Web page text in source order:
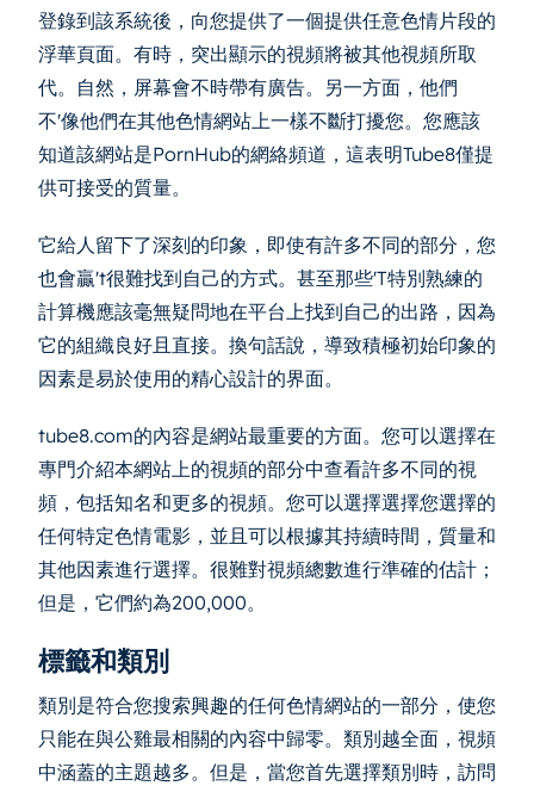
登錄到該系統後，向您提供了一個提供任意色情片段的
浮華頁面。有時，突出顯示的視頻將被其他視頻所取
代。自然，屏幕會不時帶有廣告。另一方面，他們
不'像他們在其他色情網站上一樣不斷打擾您。您應該
知道該網站是PornHub的網絡頻道，這表明Tube8僅提
供可接受的質量。
它給人留下了深刻的印象，即使有許多不同的部分，您
也會贏't很難找到自己的方式。甚至那些'T特別熟練的
計算機應該毫無疑問地在平台上找到自己的出路，因為
它的組織良好且直接。換句話說，導致積極初始印象的
因素是易於使用的精心設計的界面。
tube8.com的內容是網站最重要的方面。您可以選擇在
專門介紹本網站上的視頻的部分中查看許多不同的視
頻，包括知名和更多的視頻。您可以選擇選擇您選擇的
任何特定色情電影，並且可以根據其持續時間，質量和
其他因素進行選擇。很難對視頻總數進行準確的估計；
但是，它們約為200,000。
標籤和類別
類別是符合您搜索興趣的任何色情網站的一部分，使您
只能在與公雞最相關的內容中歸零。類別越全面，視頻
中涵蓋的主題越多。但是，當您首先選擇類別時，訪問